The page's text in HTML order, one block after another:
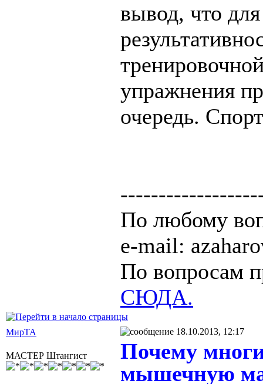
вывод, что
упражнения
очередь.
По любому
e-mail:
По вопросам
СЮДА.
МирТА 18.10.2013, 12:17
МАСТЕР Штангист
Почему
мышечную